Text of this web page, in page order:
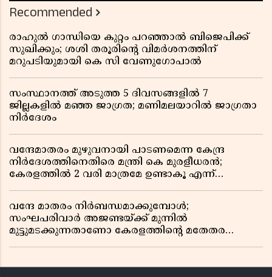
Recommended
രാഹുൽ ഗാന്ധിയെ കുറ്റം പറഞ്ഞാൽ ബിജെപിക്ക്
സുഖിക്കും; ശശി തരൂരിന്റെ വിമർശനത്തിന്
മറുപടിയുമായി കെ സി വേണുഗോപാൽ
സംസ്ഥാനത്ത് അടുത്ത 5 ദിവസങ്ങളിൽ 7
ജില്ലകളിൽ മഞ്ഞ ജാഗ്രത; മണിമലയാറിൽ ജാഗ്രതാ
നിർദേശം
വന്ദേമാതരം മുഴുവനായി പാടണമെന്ന കേന്ദ്ര
നിർദേശത്തിനെതിരെ മന്ത്രി കെ മുരളീധരൻ;
കേരളത്തിൽ 2 വരി മാത്രമേ ഉണ്ടാകൂ എന്ന്
വന്ദേ മാതരം നിർബന്ധമാക്കുമ്പോൾ;
സംഘപരിവാർ അജണ്ടയ്ക്ക് മുന്നിൽ
മുട്ടുമടക്കുന്നതാണോ കേരളത്തിന്റെ മതേതര